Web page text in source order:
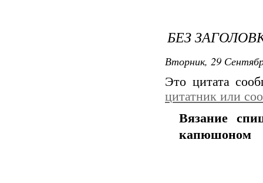
БЕЗ
Вторник, 29
Это цитата
цитатник или
Вязание
капюшоном